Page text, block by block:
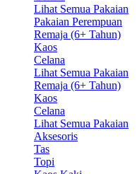
Lihat Semua Pakaian
Pakaian Perempuan
Remaja (6+ Tahun)
Kaos
Celana
Lihat Semua Pakaian
Remaja (6+ Tahun)
Kaos
Celana
Lihat Semua Pakaian
Aksesoris
Tas
Topi